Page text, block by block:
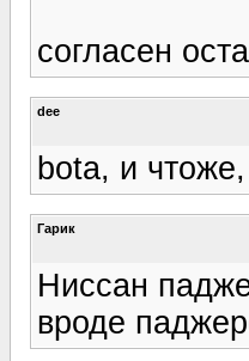
согласен
dee
bota, и
Гарик
Ниссан
вроде